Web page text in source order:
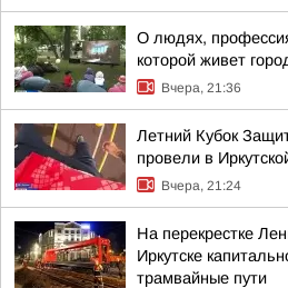
О людях,
которой живет
Вчера, 21:36
Летний Кубок
провели в
Вчера, 21:24
На перекрестке
Иркутске
трамвайные пути